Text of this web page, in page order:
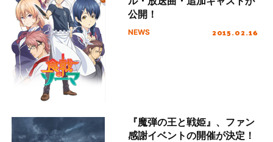
公開！
NEWS 2015.02.16
『魔弾の王と戦姫』、ファン
感謝イベントの開催が決定！